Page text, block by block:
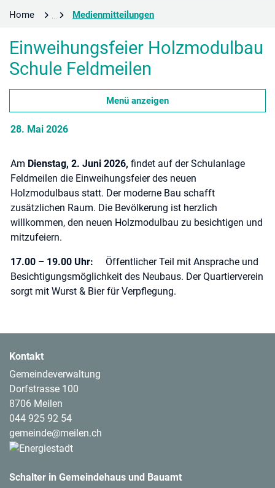
Home Medienmitteilungen(ausgewählt)
Einweihungsfeier Holzmodulbau
Schule Feldmeilen
Menü anzeigen
28. Mai 2026
Am Dienstag, 2. Juni 2026, findet auf der Schulanlage
Feldmeilen die Einweihungsfeier des neuen
Holzmodulbaus statt. Der moderne Bau schafft
zusätzlichen Raum. Die Bevölkerung ist herzlich
willkommen, den neuen Holzmodulbau zu besichtigen und
mitzufeiern.
17.00 – 19.00 Uhr:
Öffentlicher Teil mit Ansprache und
Besichtigungsmöglichkeit des Neubaus. Der Quartierverein
sorgt mit Wurst & Bier für Verpflegung.
Kontakt
Gemeindeverwaltung
Dorfstrasse 100
8706 Meilen
044 925 92 54
gemeinde@meilen.ch
Footer Logos
Schalter in Gemeindehaus und Bauamt